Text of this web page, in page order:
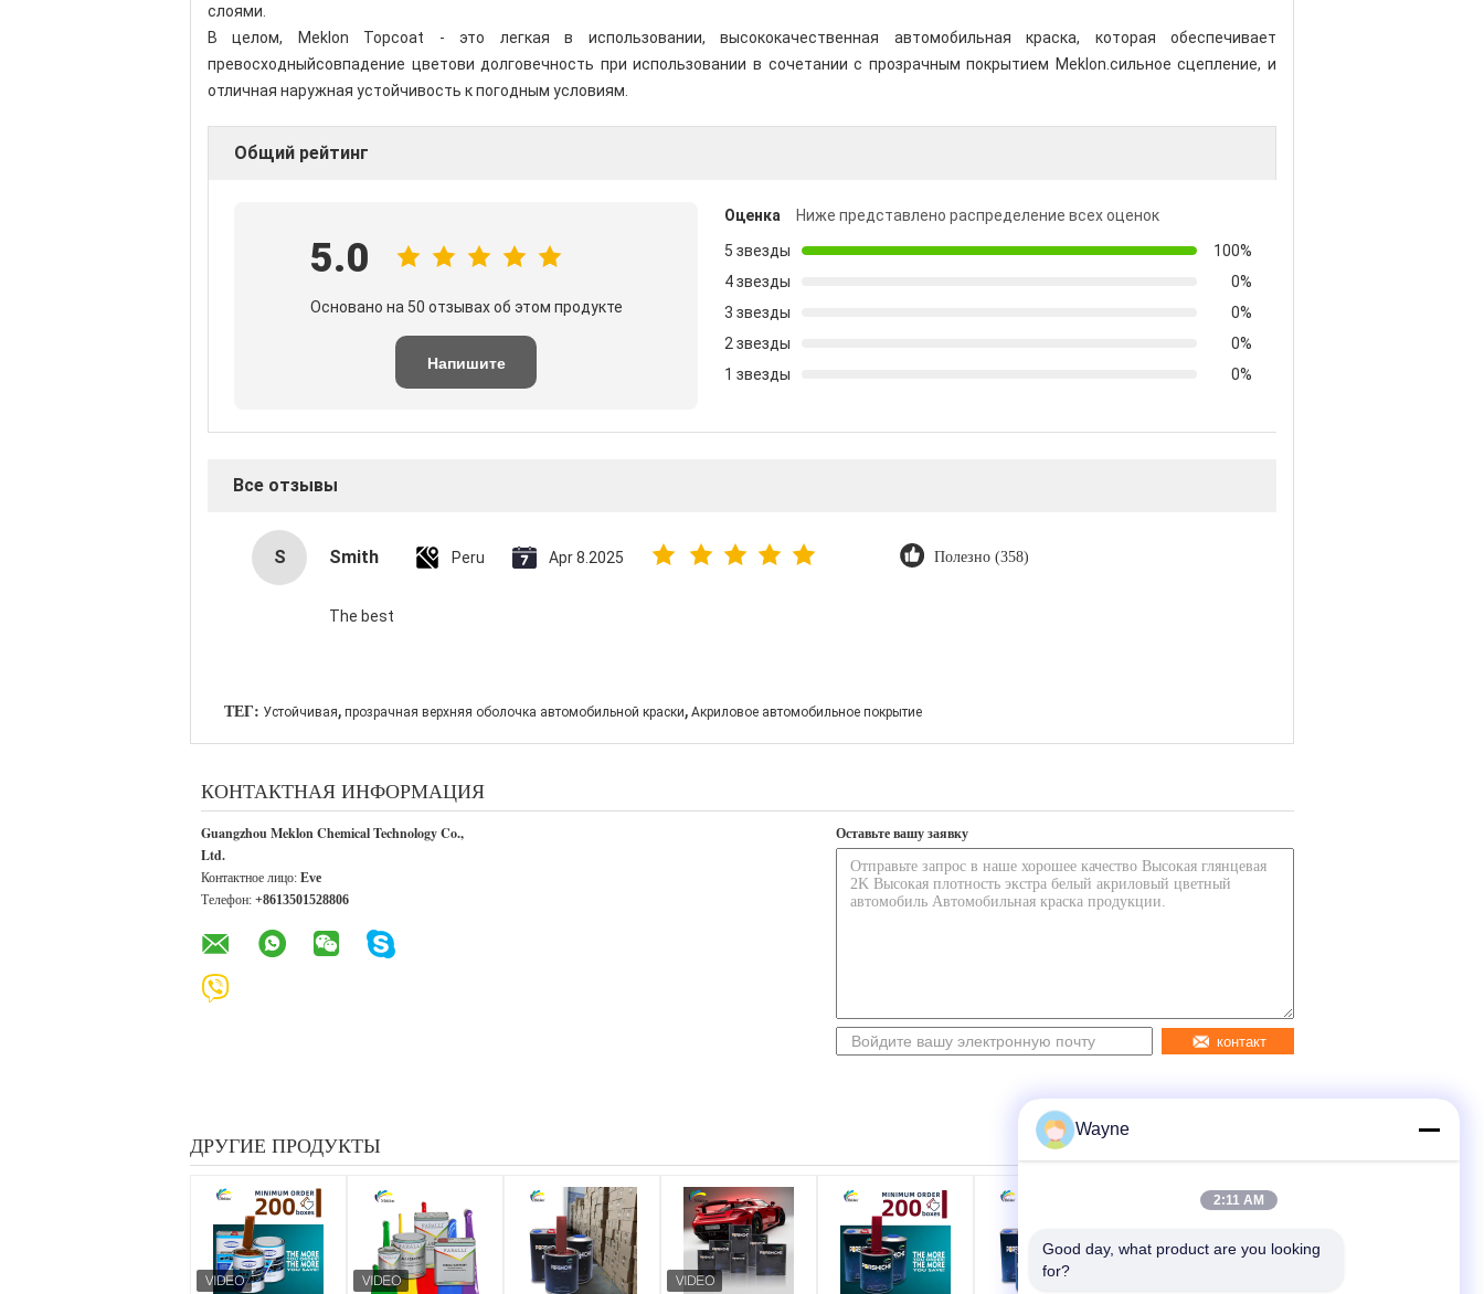
слоями.
В целом, Meklon Topcoat - это легкая в использовании, высококачественная автомобильная краска, которая обеспечивает
превосходныйсовпадение цветови долговечность при использовании в сочетании с прозрачным покрытием Meklon. сильное сцепление, и
отличная наружная устойчивость к погодным условиям.
Общий рейтинг
5.0
Основано на 50 отзывах об этом продукте
Напишите
Оценка
Ниже представлено распределение всех оценок
5 звезды
100%
4 звезды
0%
3 звезды
0%
2 звезды
0%
1 звезды
0%
Все отзывы
S Smith Peru Apr 8.2025 Полезно (358)
The best
ТЕГ: Устойчивая, прозрачная верхняя оболочка автомобильной краски, Акриловое автомобильное покрытие
КОНТАКТНАЯ ИНФОРМАЦИЯ
Guangzhou Meklon Chemical Technology Co.,
Ltd.
Контактное лицо: Eve
Телефон: +8613501528806
Оставьте вашу заявку
контакт
ДРУГИЕ ПРОДУКТЫ
Wayne
2:11 AM
Good day, what product are you looking
for?